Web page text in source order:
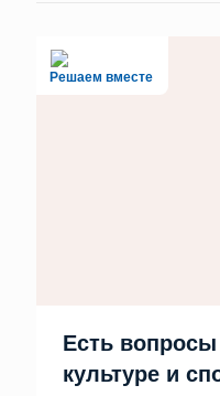
Решаем вместе
Есть
культуре и